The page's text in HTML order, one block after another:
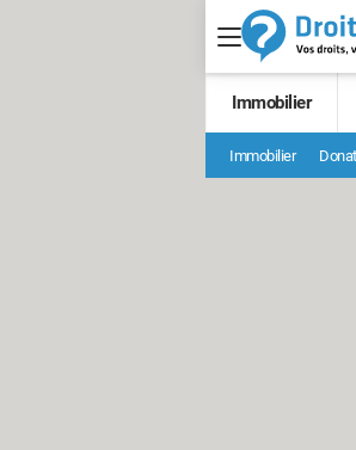
Immobilier
Immobilier